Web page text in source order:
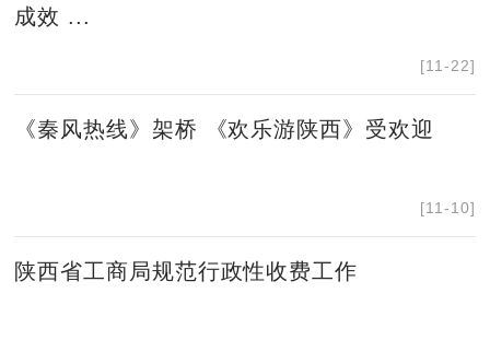
成效 ...
[11-22]
《秦风热线》架桥 《欢乐游陕西》受欢迎
[11-10]
陕西省工商局规范行政性收费工作